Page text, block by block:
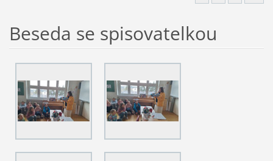
Beseda se spisovatelkou